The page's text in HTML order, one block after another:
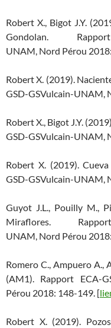
Robert X., Bigot J.Y.
Gondolan. Rapport
UNAM, Nord Pérou
Robert X. (2019).
GSD-GSVulcain-UNAM,
Robert X., Bigot J.Y.
GSD-GSVulcain-UNAM,
Robert X. (2019).
GSD-GSVulcain-UNAM,
Guyot J.L., Pouilly M.,
Miraflores. Rapport
UNAM, Nord Pérou
Romero C., Ampuero A.,
(AM1). Rapport ECA-
Pérou 2018: 148-149. [
Robert X. (2019).